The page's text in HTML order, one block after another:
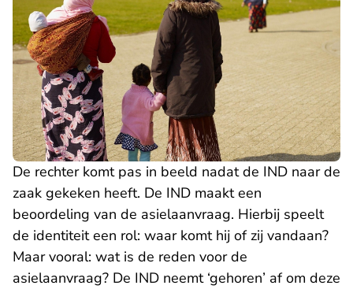
De rechter komt pas in beeld nadat de IND naar de
zaak gekeken heeft. De IND maakt een
beoordeling van de asielaanvraag. Hierbij speelt
de identiteit een rol: waar komt hij of zij vandaan?
Maar vooral: wat is de reden voor de
asielaanvraag? De IND neemt ‘gehoren’ af om deze